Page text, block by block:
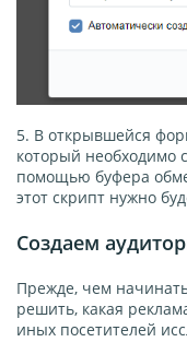
5. В открывшейся
который необходимо
помощью буфера
этот скрипт нужно
Создаем
Прежде, чем
решить, какая
иных посетителей